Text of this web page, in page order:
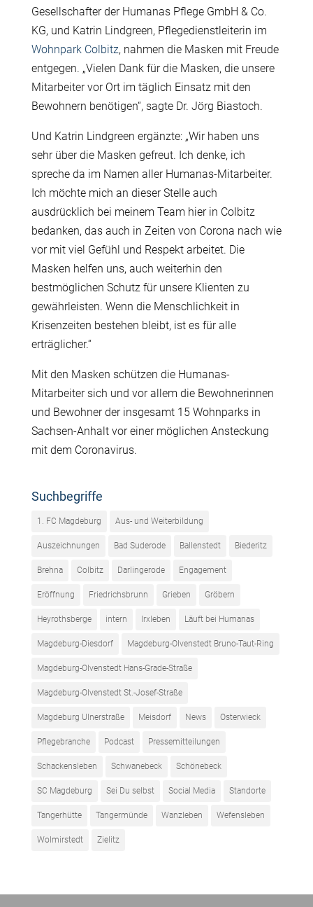
Gesellschafter der Humanas Pflege GmbH & Co.
KG, und Katrin Lindgreen, Pflegedienstleiterin im
Wohnpark Colbitz, nahmen die Masken mit Freude
entgegen. „Vielen Dank für die Masken, die unsere
Mitarbeiter vor Ort im täglich Einsatz mit den
Bewohnern benötigen“, sagte Dr. Jörg Biastoch.
Und Katrin Lindgreen ergänzte: „Wir haben uns
sehr über die Masken gefreut. Ich denke, ich
spreche da im Namen aller Humanas-Mitarbeiter.
Ich möchte mich an dieser Stelle auch
ausdrücklich bei meinem Team hier in Colbitz
bedanken, das auch in Zeiten von Corona nach wie
vor mit viel Gefühl und Respekt arbeitet. Die
Masken helfen uns, auch weiterhin den
bestmöglichen Schutz für unsere Klienten zu
gewährleisten. Wenn die Menschlichkeit in
Krisenzeiten bestehen bleibt, ist es für alle
erträglicher.“
Mit den Masken schützen die Humanas-
Mitarbeiter sich und vor allem die Bewohnerinnen
und Bewohner der insgesamt 15 Wohnparks in
Sachsen-Anhalt vor einer möglichen Ansteckung
mit dem Coronavirus.
Suchbegriffe
1. FC Magdeburg Aus- und Weiterbildung
Auszeichnungen Bad Suderode Ballenstedt Biederitz
Brehna Colbitz Darlingerode Engagement
Eröffnung Friedrichsbrunn Grieben Gröbern
Heyrothsberge intern Irxleben Läuft bei Humanas
Magdeburg-Diesdorf Magdeburg-Olvenstedt Bruno-Taut-Ring
Magdeburg-Olvenstedt Hans-Grade-Straße
Magdeburg-Olvenstedt St.-Josef-Straße
Magdeburg Ulnerstraße Meisdorf News Osterwieck
Pflegebranche Podcast Pressemitteilungen
Schackensleben Schwanebeck Schönebeck
SC Magdeburg Sei Du selbst Social Media Standorte
Tangerhütte Tangermünde Wanzleben Wefensleben
Wolmirstedt Zielitz